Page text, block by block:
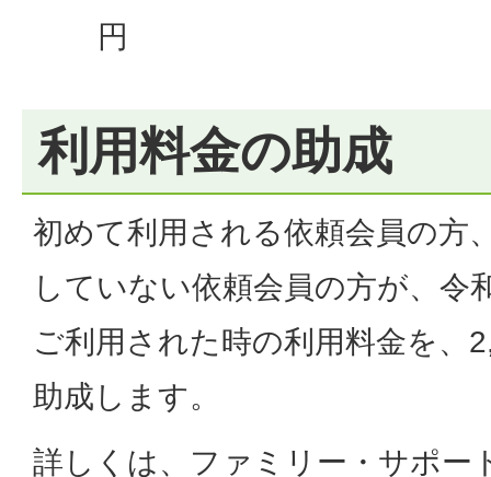
円
利用料金の助成
初めて利用される依頼会員の方
していない依頼会員の方が、令
ご利用された時の利用料金を、
助成します。
詳しくは、ファミリー・サポー